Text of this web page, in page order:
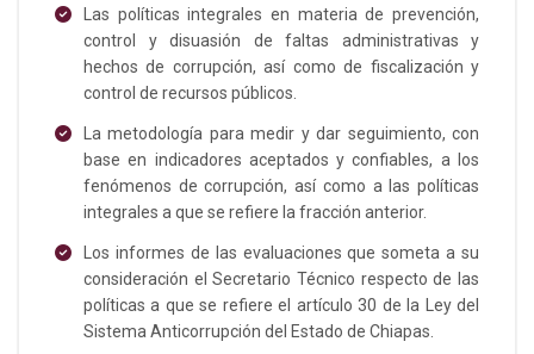
Las políticas integrales en materia de prevención,
control y disuasión de faltas administrativas y
hechos de corrupción, así como de fiscalización y
control de recursos públicos.
La metodología para medir y dar seguimiento, con
base en indicadores aceptados y confiables, a los
fenómenos de corrupción, así como a las políticas
integrales a que se refiere la fracción anterior.
Los informes de las evaluaciones que someta a su
consideración el Secretario Técnico respecto de las
políticas a que se refiere el artículo 30 de la Ley del
Sistema Anticorrupción del Estado de Chiapas.